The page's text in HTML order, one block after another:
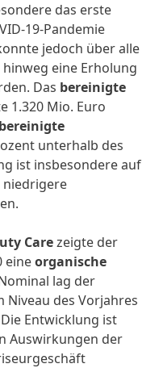
das erste
19-Pandemie
jedoch über alle
eine Erholung
Das bereinigte
1.320 Mio. Euro
bereinigte
unterhalb des
ist insbesondere auf
niedrigere
Carezeigte der
eineorganische
lag der
Niveau des Vorjahres
Entwicklung ist
Auswirkungen der